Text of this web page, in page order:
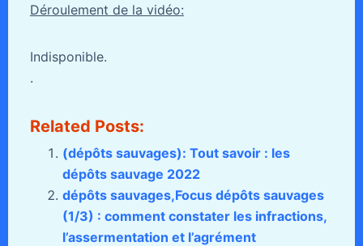
Déroulement de la vidéo:
Indisponible.
.
Related Posts:
(dépôts sauvages): Tout savoir : les
dépôts sauvage 2022
dépôts sauvages,Focus dépôts sauvages
(1/3) : comment constater les infractions,
l’assermentation et l’agrément